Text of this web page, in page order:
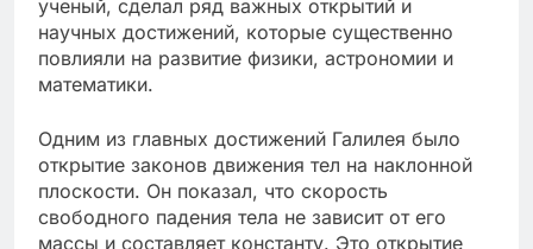
ученый, сделал ряд важных открытий и
научных достижений, которые существенно
повлияли на развитие физики, астрономии и
математики.
Одним из главных достижений Галилея было
открытие законов движения тел на наклонной
плоскости. Он показал, что скорость
свободного падения тела не зависит от его
массы и составляет константу. Это открытие